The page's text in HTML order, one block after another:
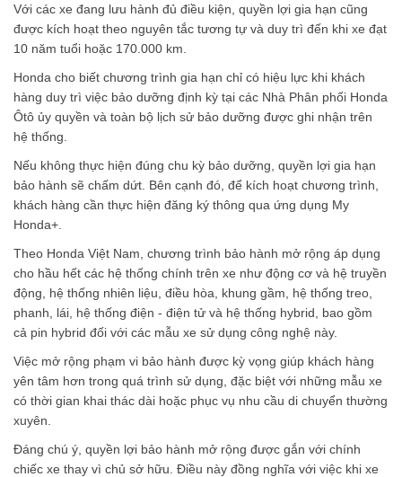
Với các xe đang lưu hành đủ điều kiện, quyền lợi gia hạn cũng
được kích hoạt theo nguyên tắc tương tự và duy trì đến khi xe đạt
10 năm tuổi hoặc 170.000 km.
Honda cho biết chương trình gia hạn chỉ có hiệu lực khi khách
hàng duy trì việc bảo dưỡng định kỳ tại các Nhà Phân phối Honda
Ôtô ủy quyền và toàn bộ lịch sử bảo dưỡng được ghi nhận trên
hệ thống.
Nếu không thực hiện đúng chu kỳ bảo dưỡng, quyền lợi gia hạn
bảo hành sẽ chấm dứt. Bên cạnh đó, để kích hoạt chương trình,
khách hàng cần thực hiện đăng ký thông qua ứng dụng My
Honda+.
Theo Honda Việt Nam, chương trình bảo hành mở rộng áp dụng
cho hầu hết các hệ thống chính trên xe như động cơ và hệ truyền
động, hệ thống nhiên liệu, điều hòa, khung gầm, hệ thống treo,
phanh, lái, hệ thống điện - điện tử và hệ thống hybrid, bao gồm
cả pin hybrid đối với các mẫu xe sử dụng công nghệ này.
Việc mở rộng phạm vi bảo hành được kỳ vọng giúp khách hàng
yên tâm hơn trong quá trình sử dụng, đặc biệt với những mẫu xe
có thời gian khai thác dài hoặc phục vụ nhu cầu di chuyển thường
xuyên.
Đáng chú ý, quyền lợi bảo hành mở rộng được gắn với chính
chiếc xe thay vì chủ sở hữu. Điều này đồng nghĩa với việc khi xe